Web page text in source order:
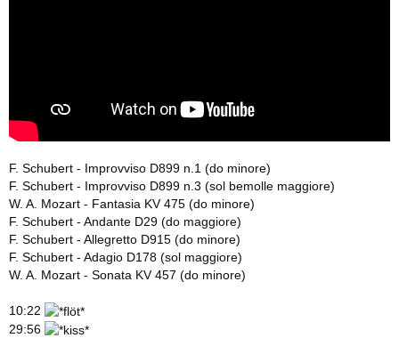
F. Schubert - Improvviso D899 n.1 (do minore)
F. Schubert - Improvviso D899 n.3 (sol bemolle maggiore)
W. A. Mozart - Fantasia KV 475 (do minore)
F. Schubert - Andante D29 (do maggiore)
F. Schubert - Allegretto D915 (do minore)
F. Schubert - Adagio D178 (sol maggiore)
W. A. Mozart - Sonata KV 457 (do minore)
10:22
29:56